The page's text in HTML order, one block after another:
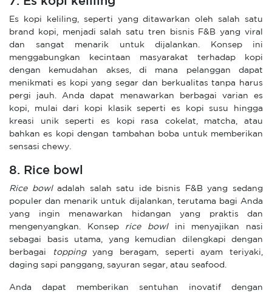
Es kopi keliling, seperti yang ditawarkan oleh salah satu
brand kopi, menjadi salah satu tren bisnis F&B yang viral
dan sangat menarik untuk dijalankan. Konsep ini
menggabungkan kecintaan masyarakat terhadap kopi
dengan kemudahan akses, di mana pelanggan dapat
menikmati es kopi yang segar dan berkualitas tanpa harus
pergi jauh. Anda dapat menawarkan berbagai varian es
kopi, mulai dari kopi klasik seperti es kopi susu hingga
kreasi unik seperti es kopi rasa cokelat, matcha, atau
bahkan es kopi dengan tambahan boba untuk memberikan
sensasi chewy.
8. Rice bowl
Rice bowladalah salah satu ide bisnis F&B yang sedang
populer dan menarik untuk dijalankan, terutama bagi Anda
yang ingin menawarkan hidangan yang praktis dan
mengenyangkan. Konsep rice bowlini menyajikan nasi
sebagai basis utama, yang kemudian dilengkapi dengan
berbagai
toppingyang beragam, seperti ayam teriyaki,
daging sapi panggang, sayuran segar, atau seafood.
Anda dapat memberikan sentuhan inovatif dengan